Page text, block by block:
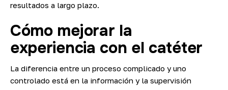
resultados a largo plazo.
Cómo mejorar la
experiencia con el catéter
La diferencia entre un proceso complicado y uno
controlado está en la información y la supervisión